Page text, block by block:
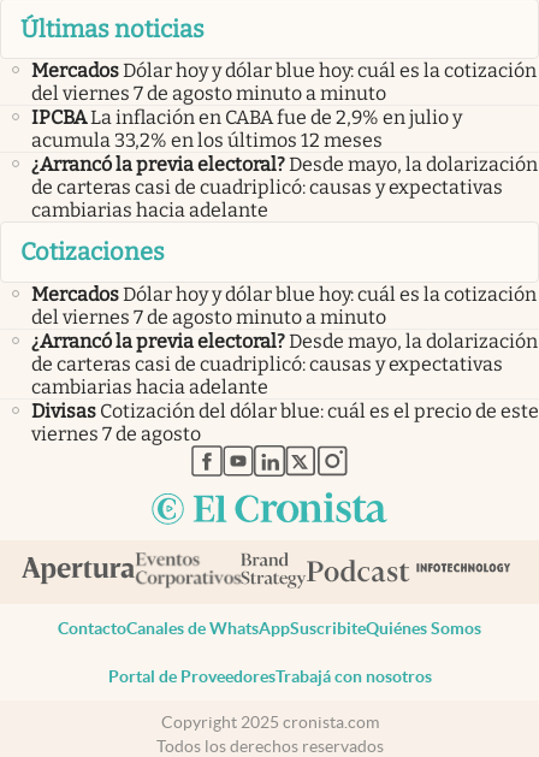
Últimas noticias
MercadosDólar hoy y dólar blue hoy: cuál es la cotización
del viernes 7 de agosto minuto a minuto
IPCBALa inflación en CABA fue de 2,9% en julio y
acumula 33,2% en los últimos 12 meses
¿Arrancó la previa electoral?Desde mayo, la dolarización
de carteras casi de cuadriplicó: causas y expectativas
cambiarias hacia adelante
Cotizaciones
MercadosDólar hoy y dólar blue hoy: cuál es la cotización
del viernes 7 de agosto minuto a minuto
¿Arrancó la previa electoral?Desde mayo, la dolarización
de carteras casi de cuadriplicó: causas y expectativas
cambiarias hacia adelante
Divisas Cotización del dólar blue: cuál es el precio de este
viernes 7 de agosto
abre en nueva pestaña
abre en nueva pestaña
abre en nueva pestaña
abre en nueva pestaña
abre en nueva pestaña
ContactoCanales de WhatsAppSuscribiteQuiénes Somos
Portal de ProveedoresTrabajá con nosotros
Copyright 2025 cronista.com
Todos los derechos reservados